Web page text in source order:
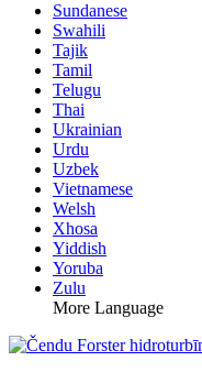
Sundanese
Swahili
Tajik
Tamil
Telugu
Thai
Ukrainian
Urdu
Uzbek
Vietnamese
Welsh
Xhosa
Yiddish
Yoruba
Zulu
More Language